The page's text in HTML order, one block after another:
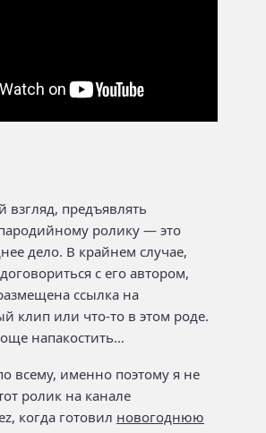
предъявлять
ролику — это
дело. В крайнем случае,
с его автором,
ссылка на
клип или что-то в этом роде.
напакостить…
всему, именно поэтому я не
ролик на канале
когда готовил новогоднюю